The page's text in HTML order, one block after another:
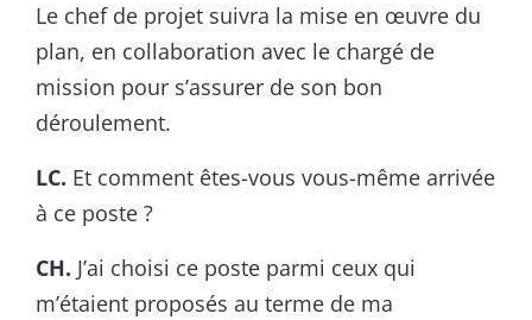
Le chef de projet suivra la mise en œuvre du
plan, en collaboration avec le chargé de
mission pour s’assurer de son bon
déroulement.
LC. Et comment êtes-vous vous-même arrivée
à ce poste ?
CH. J’ai choisi ce poste parmi ceux qui
m’étaient proposés au terme de ma